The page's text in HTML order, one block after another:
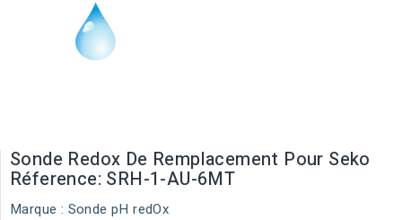
Sonde Redox De Remplacement Pour Seko
Réference: SRH-1-AU-6MT
Marque : Sonde pH redOx